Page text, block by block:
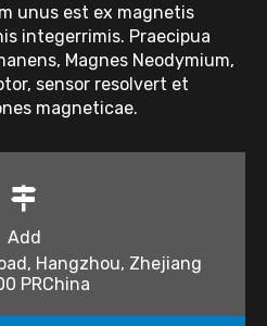
unus est ex magnetis
integerrimis. Praecipua
Magnes Neodymium,
sensor resolvert et
magneticae.
Add
Hangzhou, Zhejiang
PRChina